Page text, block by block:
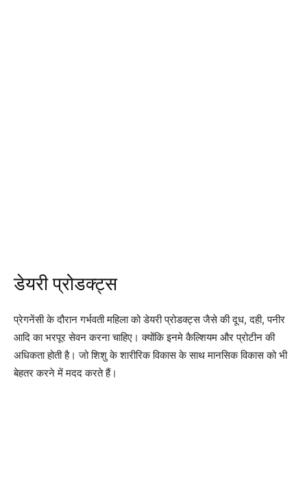
डेयरी प्रोडक्ट्स
प्रेगनेंसी के दौरान गर्भवती महिला को डेयरी प्रोडक्ट्स जैसे की दूध, दही, पनीर
आदि का भरपूर सेवन करना चाहिए। क्योंकि इनमे कैल्शियम और प्रोटीन की
अधिकता होती है। जो शिशु के शारीरिक विकास के साथ मानसिक विकास को भी
बेहतर करने में मदद करते हैं।